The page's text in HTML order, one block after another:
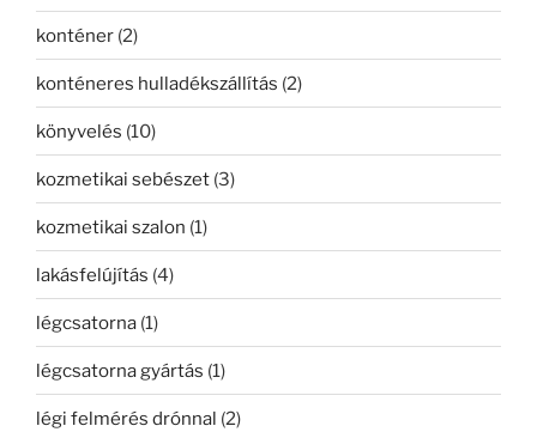
konténer (2)
konténeres hulladékszállítás (2)
könyvelés (10)
kozmetikai sebészet (3)
kozmetikai szalon (1)
lakásfelújítás (4)
légcsatorna (1)
légcsatorna gyártás (1)
légi felmérés drónnal (2)